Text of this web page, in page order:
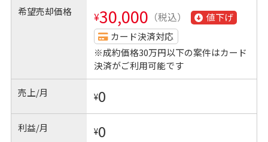
希望売却価格 ¥30,000 （税込）
値下げ
カード決済対応
※成約価格30万円以下の案件はカード
決済がご利用可能です
売上/月 ¥0
利益/月 ¥0